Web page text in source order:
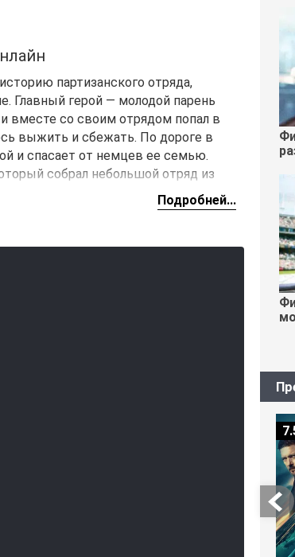
партизанского отряда,
Главный герой — молодой парень
вместе со своим отрядом попал в
выжить и сбежать. По дороге в
и спасает от немцев ее семью.
собрал небольшой отряд из
Подробней...